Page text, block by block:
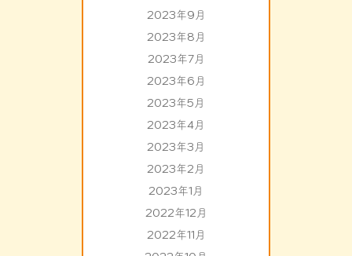
2023年9月
2023年8月
2023年7月
2023年6月
2023年5月
2023年4月
2023年3月
2023年2月
2023年1月
2022年12月
2022年11月